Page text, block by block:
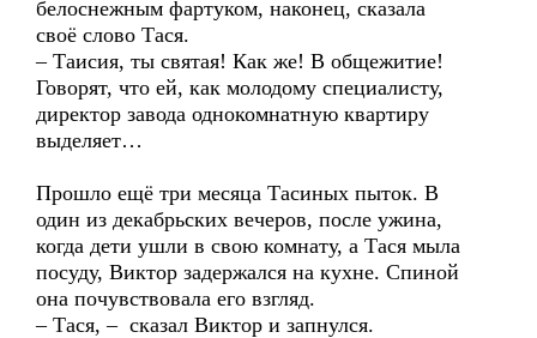
белоснежным фартуком, наконец, сказала
своё слово Тася.
– Таисия, ты святая! Как же! В общежитие!
Говорят, что ей, как молодому специалисту,
директор завода однокомнатную квартиру
выделяет…
Прошло ещё три месяца Тасиных пыток. В
один из декабрьских вечеров, после ужина,
когда дети ушли в свою комнату, а Тася мыла
посуду, Виктор задержался на кухне. Спиной
она почувствовала его взгляд.
– Тася, – сказал Виктор и запнулся.